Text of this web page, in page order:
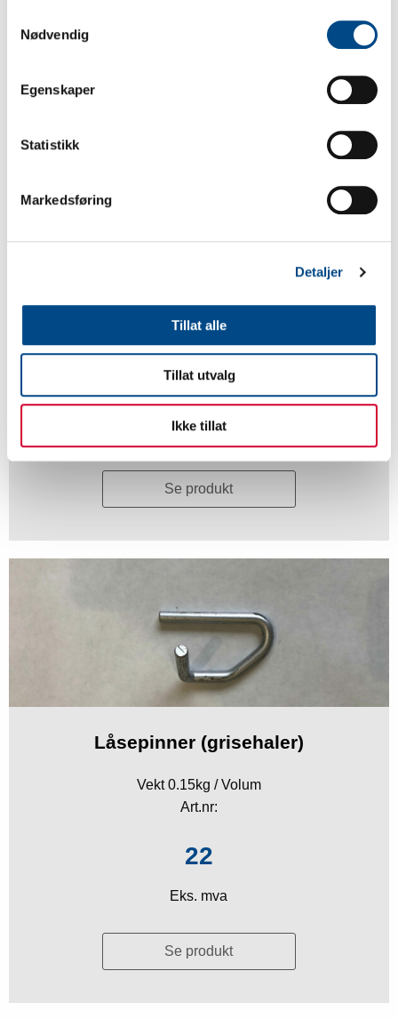
Nødvendig
Egenskaper
Statistikk
Markedsføring
Detaljer
Tillat alle
Tillat utvalg
Ikke tillat
Vekt 5.8kg / Volum
Art.nr:
1.134
Eks. mva
Se produkt
Låsepinner (grisehaler)
Vekt 0.15kg / Volum
Art.nr:
22
Eks. mva
Se produkt